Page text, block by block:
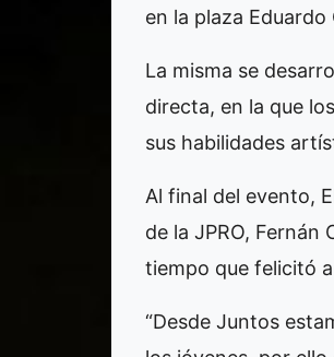
en la plaza Eduardo
La misma se
directa, en la que
sus habilidades
Al final del evento,
de la JPRO,
tiempo que felicitó
“Desde Juntos